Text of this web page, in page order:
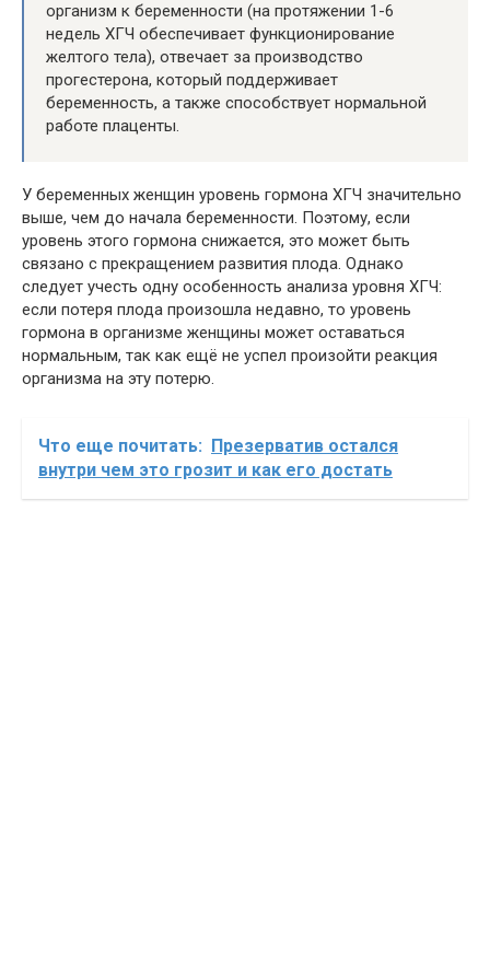
организм к беременности (на протяжении 1-6
недель ХГЧ обеспечивает функционирование
желтого тела), отвечает за производство
прогестерона, который поддерживает
беременность, а также способствует нормальной
работе плаценты.
У беременных женщин уровень гормона ХГЧ значительно
выше, чем до начала беременности. Поэтому, если
уровень этого гормона снижается, это может быть
связано с прекращением развития плода. Однако
следует учесть одну особенность анализа уровня ХГЧ:
если потеря плода произошла недавно, то уровень
гормона в организме женщины может оставаться
нормальным, так как ещё не успел произойти реакция
организма на эту потерю.
Что еще почитать:
Презерватив остался
внутри чем это грозит и как его достать